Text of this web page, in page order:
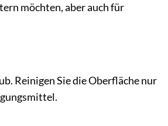
möchten, aber auch für
Reinigen Sie die Oberfläche nur